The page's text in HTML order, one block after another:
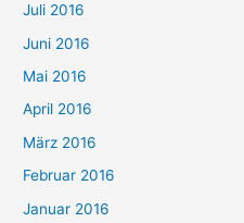
Juli 2016
Juni 2016
Mai 2016
April 2016
März 2016
Februar 2016
Januar 2016